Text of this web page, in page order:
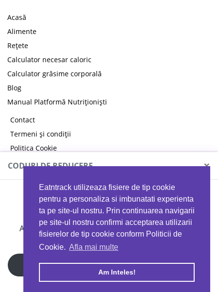
Eatntrack utilizeaza fisiere de tip cookie
pentru a personaliza si imbunatati experienta
ta pe site-ul nostru. Prin continuarea navigarii
pe site-ul nostru confirmi acceptarea utilizarii
fisierelor de tip cookie conform Politicii de
Cookie. Afla mai multe
Am Inteles!
Acasă
Alimente
Rețete
Calculator necesar caloric
Calculator grăsime corporală
Blog
Manual Platformă Nutriționiști
Contact
Termeni și condiții
Politica Cookie
Politica de confidențialitate
Copyright © 2026 EAT & TRACK S.R.L
CODURI DE REDUCERE ×
MYPROTEIN
Ai 40%reducere la orice comandă folosind codul
EATTRACK
Profită acum